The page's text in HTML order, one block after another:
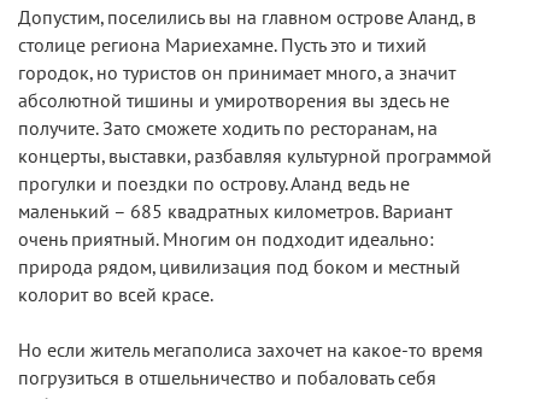
Допустим, поселились вы на главном острове Аланд, в
столице региона Мариехамне. Пусть это и тихий
городок, но туристов он принимает много, а значит
абсолютной тишины и умиротворения вы здесь не
получите. Зато сможете ходить по ресторанам, на
концерты, выставки, разбавляя культурной программой
прогулки и поездки по острову. Аланд ведь не
маленький – 685 квадратных километров. Вариант
очень приятный. Многим он подходит идеально:
природа рядом, цивилизация под боком и местный
колорит во всей красе.
Но если житель мегаполиса захочет на какое-то время
погрузиться в отшельничество и побаловать себя